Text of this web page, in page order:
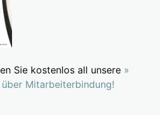
Sie kostenlos all unsere »
Mitarbeiterbindung!